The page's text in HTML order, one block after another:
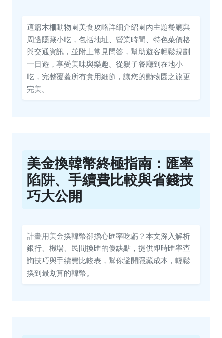
這篇木柵動物園美食攻略詳細介紹園內主題餐廳與
周邊隱藏小吃，包括地址、營業時間、特色菜價格
與交通資訊，並附上常見問答，幫助遊客輕鬆規劃
一日遊，享受美味與樂趣。從親子餐廳到在地小
吃，完整覆蓋所有實用細節，讓您的動物園之旅更
完美。
美金換韓幣終極指南：匯率
陷阱、手續費比較與省錢技
巧大公開
計畫用美金換韓幣卻擔心匯率吃虧？本文深入解析
銀行、機場、民間換匯的優缺點，提供即時匯率查
詢技巧與手續費比較表，幫你避開隱藏成本，輕鬆
換到最划算的韓幣。